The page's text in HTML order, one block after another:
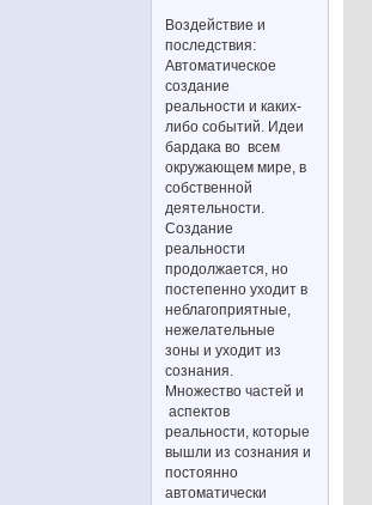
Воздействие и
последствия:
Автоматическое
создание
реальности и каких-
либо событий. Идеи
бардака во всем
окружающем мире, в
собственной
деятельности.
Создание
реальности
продолжается, но
постепенно уходит в
неблагоприятные,
нежелательные
зоны и уходит из
сознания.
Множество частей и
аспектов
реальности, которые
вышли из сознания и
постоянно
автоматически